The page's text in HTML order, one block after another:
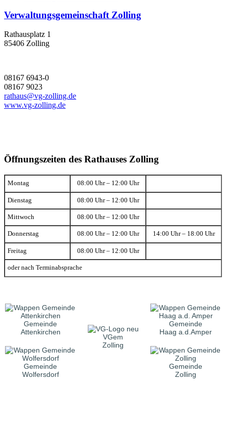
Verwaltungsgemeinschaft Zolling
Rathausplatz 1
85406 Zolling
08167 6943-0
08167 9023
rathaus@vg-zolling.de
www.vg-zolling.de
Öffnungszeiten des Rathauses Zolling
Montag 08:00 Uhr – 12:00 Uhr
Dienstag 08:00 Uhr – 12:00 Uhr
Mittwoch 08:00 Uhr – 12:00 Uhr
Donnerstag 08:00 Uhr – 12:00 Uhr 14:00 Uhr – 18:00 Uhr
Freitag 08:00 Uhr – 12:00 Uhr
oder nach Terminabsprache
Gemeinde
Attenkirchen
VGem
Zolling
Gemeinde
Haag a.d.Amper
Gemeinde
Wolfersdorf
Gemeinde
Zolling